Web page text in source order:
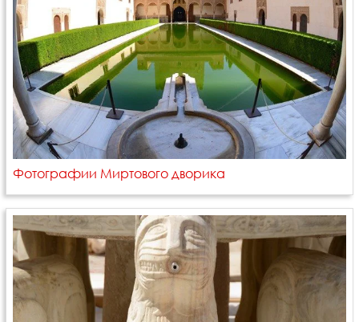
Фотографии Миртового дворика